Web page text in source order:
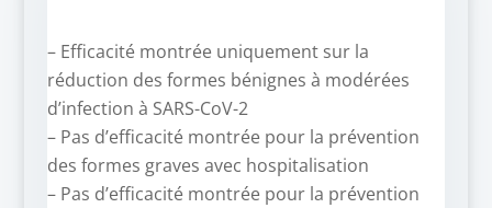
– Efficacité montrée uniquement sur la
réduction des formes bénignes à modérées
d’infection à SARS-CoV-2
– Pas d’efficacité montrée pour la prévention
des formes graves avec hospitalisation
– Pas d’efficacité montrée pour la prévention